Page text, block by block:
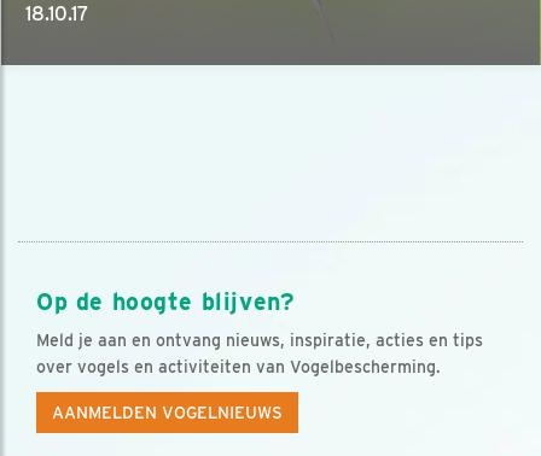
18.10.17
Op de hoogte blijven?
Meld je aan en ontvang nieuws, inspiratie, acties en tips
over vogels en activiteiten van Vogelbescherming.
AANMELDEN VOGELNIEUWS